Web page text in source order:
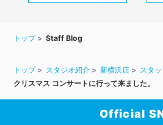
トップ Staff Blog
トップ スタジオ紹介 新横浜店 スタ
クリスマス コンサートに行って来ました。
Official